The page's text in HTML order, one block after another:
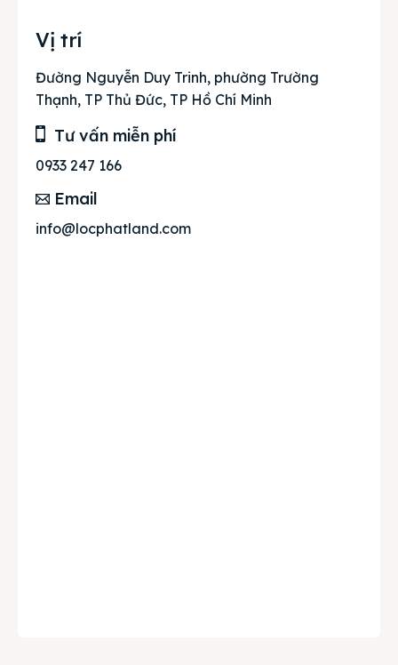
Vị trí
Đường Nguyễn Duy Trinh, phường Trường
Thạnh, TP Thủ Đức, TP Hồ Chí Minh
Tư vấn miễn phí
0933 247 166
Email
info@locphatland.com